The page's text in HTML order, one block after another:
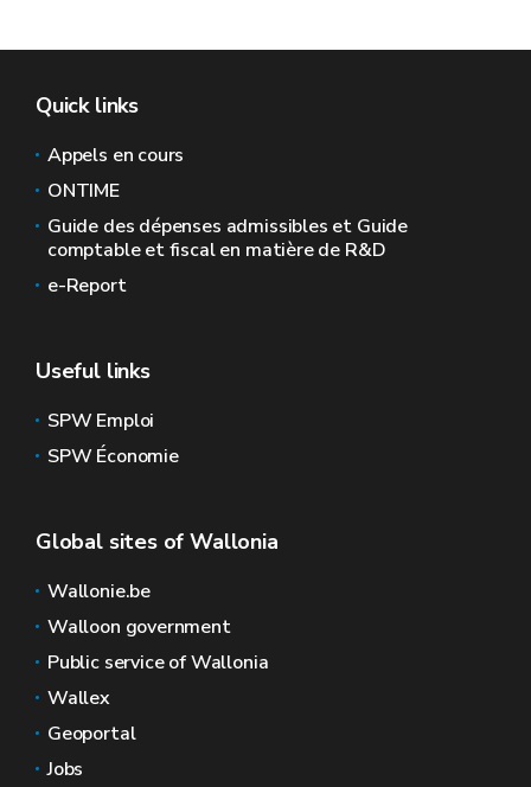
Quick links
Appels en cours
ONTIME
Guide des dépenses admissibles et Guide
comptable et fiscal en matière de R&D
e-Report
Useful links
SPW Emploi
SPW Économie
Global sites of Wallonia
Wallonie.be
Walloon government
Public service of Wallonia
Wallex
Geoportal
Jobs